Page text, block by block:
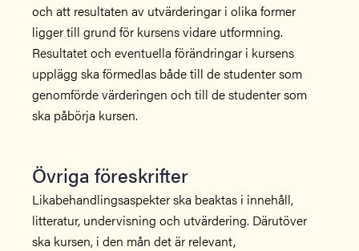
och att resultaten av utvärderingar i olika former
ligger till grund för kursens vidare utformning.
Resultatet och eventuella förändringar i kursens
upplägg ska förmedlas både till de studenter som
genomförde värderingen och till de studenter som
ska påbörja kursen.
Övriga föreskrifter
Likabehandlingsaspekter ska beaktas i innehåll,
litteratur, undervisning och utvärdering. Därutöver
ska kursen, i den mån det är relevant,